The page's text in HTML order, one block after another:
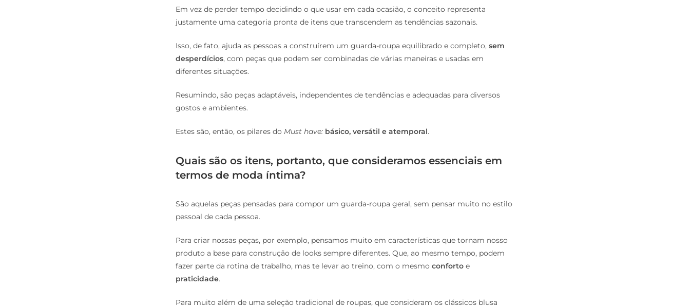
Em vez de perder tempo decidindo o que usar em cada ocasião, o conceito representa
justamente uma categoria pronta de itens que transcendem as tendências sazonais.
Isso, de fato, ajuda as pessoas a construírem um guarda-roupa equilibrado e completo, sem
desperdícios, com peças que podem ser combinadas de várias maneiras e usadas em
diferentes situações.
Resumindo, são peças adaptáveis, independentes de tendências e adequadas para diversos
gostos e ambientes.
Estes são, então, os pilares do Must have: básico, versátil e atemporal.
Quais são os itens, portanto, que consideramos essenciais em
termos de moda íntima?
São aquelas peças pensadas para compor um guarda-roupa geral, sem pensar muito no estilo
pessoal de cada pessoa.
Para criar nossas peças, por exemplo, pensamos muito em características que tornam nosso
produto a base para construção de looks sempre diferentes. Que, ao mesmo tempo, podem
fazer parte da rotina de trabalho, mas te levar ao treino, com o mesmo conforto e
praticidade.
Para muito além de uma seleção tradicional de roupas, que consideram os clássicos blusa